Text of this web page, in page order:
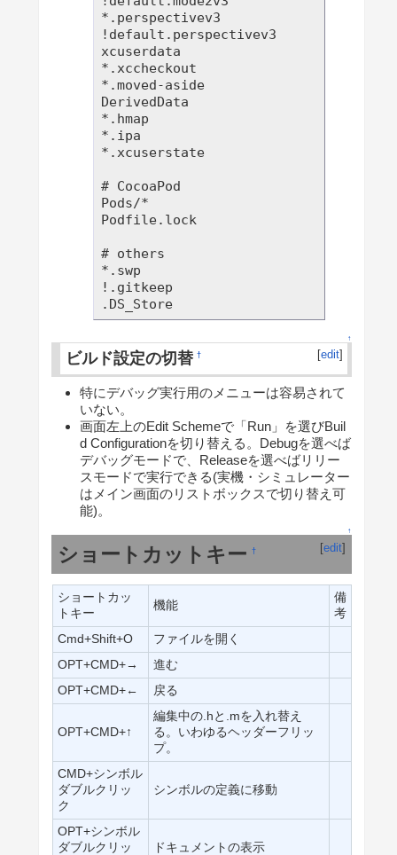
*.perspectivev3
!default.perspectivev3
xcuserdata
*.xccheckout
*.moved-aside
DerivedData
*.hmap
*.ipa
*.xcuserstate
# CocoaPod
Pods/*
Podfile.lock
# others
*.swp
!.gitkeep
.DS_Store
↑
ビルド設定の切替 † [edit]
特にデバッグ実行用のメニューは容易されて
いない。
画面左上のEdit Schemeで「Run」を選びBuil
d Configurationを切り替える。Debugを選べば
デバッグモードで、Releaseを選べばリリー
スモードで実行できる(実機・シミュレーター
はメイン画面のリストボックスで切り替え可
能)。
↑
ショートカットキー † [edit]
ショートカッ
トキー
機能
備
考
Cmd+Shift+O
ファイルを開く
OPT+CMD+→
進む
OPT+CMD+←
戻る
OPT+CMD+↑
編集中の.hと.mを入れ替え
る。いわゆるヘッダーフリッ
プ。
CMD+シンボル
ダブルクリッ
ク
シンボルの定義に移動
OPT+シンボル
ダブルクリッ
ドキュメントの表示